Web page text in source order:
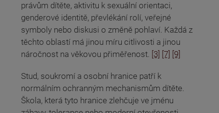
právům dítěte, aktivitu k sexuální orientaci,
genderové identitě, převlékání rolí, veřejné
symboly nebo diskusi o změně pohlaví. Každá z
těchto oblastí má jinou míru citlivosti a jinou
náročnost na věkovou přiměřenost. [3] [7] [9]
Stud, soukromí a osobní hranice patří k
normálním ochranným mechanismům dítěte.
Škola, která tyto hranice zlehčuje ve jménu